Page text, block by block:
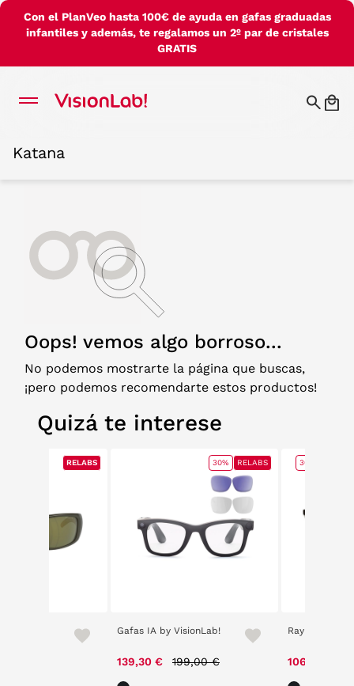
Con el PlanVeo hasta 100€ de ayuda en gafas graduadas
infantiles y además, te regalamos un 2º par de cristales
GRATIS
Katana
Katana
Oops! vemos algo borroso...
No podemos mostrarte la página que buscas,
¡pero podemos recomendarte estos productos!
Quizá te interese
RELABS
RELABS
Gafas IA by VisionLab!
139,30 € Price reduced from
199,00 €
30% RELABS
Ray Ban 4378
106,71 €
30%